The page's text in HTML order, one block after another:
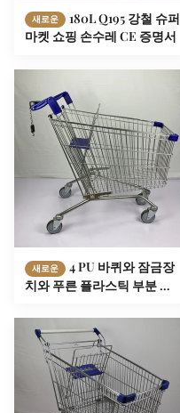
새로운
180L Q195 강철 슈퍼
마켓 쇼핑 손수레 CE 증명서
새로운
4 PU 바퀴와 잠금장
치와 푸른 플라스틱 부분 슈
러피언 스타일